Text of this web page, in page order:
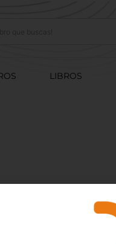
LIBROS